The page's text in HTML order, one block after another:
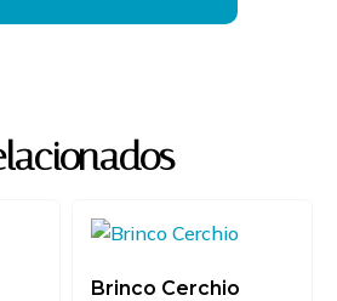
sem
R$288,00
R$ 288,00
Brinco Cerchio